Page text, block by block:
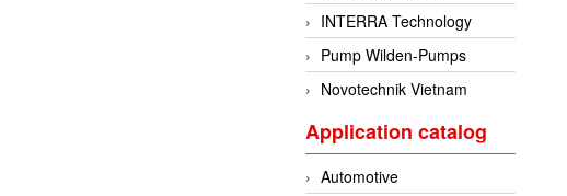
INTERRA Technology
Pump Wilden-Pumps
Novotechnik Vietnam
Application catalog
Automotive